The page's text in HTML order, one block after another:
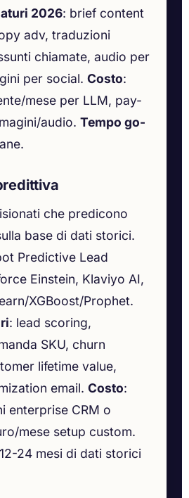
2026: brief content
adv, traduzioni
chiamate, audio per
per social. Costo:
mese per LLM, pay-
audio. Tempo go-
che predicono
base di dati storici.
Predictive Lead
Einstein, Klaviyo AI,
XGBoost/Prophet.
: lead scoring,
SKU, churn
lifetime value,
email. Costo:
enterprise CRM o
mese setup custom.
24 mesi di dati storici